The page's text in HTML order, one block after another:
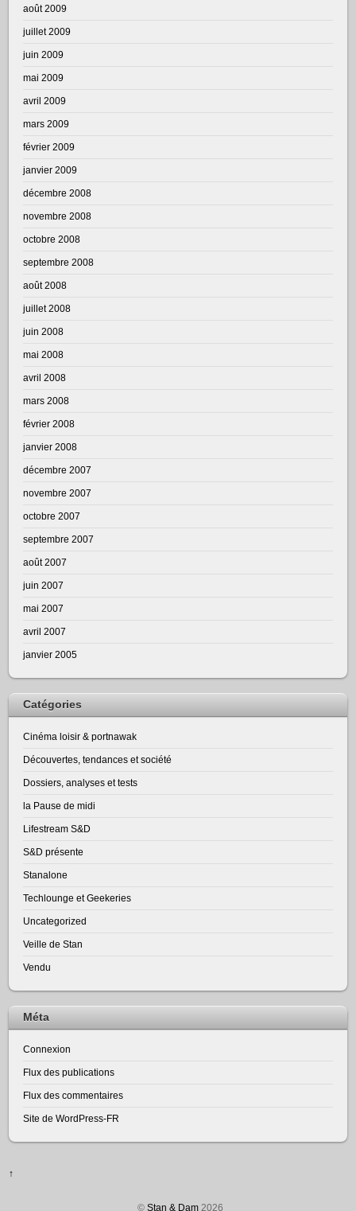
août 2009
juillet 2009
juin 2009
mai 2009
avril 2009
mars 2009
février 2009
janvier 2009
décembre 2008
novembre 2008
octobre 2008
septembre 2008
août 2008
juillet 2008
juin 2008
mai 2008
avril 2008
mars 2008
février 2008
janvier 2008
décembre 2007
novembre 2007
octobre 2007
septembre 2007
août 2007
juin 2007
mai 2007
avril 2007
janvier 2005
Catégories
Cinéma loisir & portnawak
Découvertes, tendances et société
Dossiers, analyses et tests
la Pause de midi
Lifestream S&D
S&D présente
Stanalone
Techlounge et Geekeries
Uncategorized
Veille de Stan
Vendu
Méta
Connexion
Flux des publications
Flux des commentaires
Site de WordPress-FR
↑
© Stan & Dam2026